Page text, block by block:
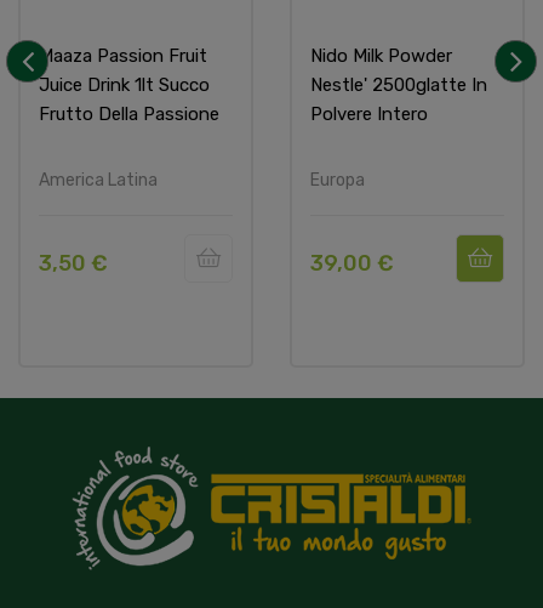
Maaza Passion Fruit
Juice Drink 1lt Succo
Frutto Della Passione
America Latina
3,50 €
Nido Milk Powder
Nestle' 2500glatte In
Polvere Intero
Europa
39,00 €